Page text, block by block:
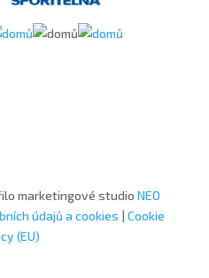
marketingové studioNEO
údajů a cookies |Cookie
(EU)